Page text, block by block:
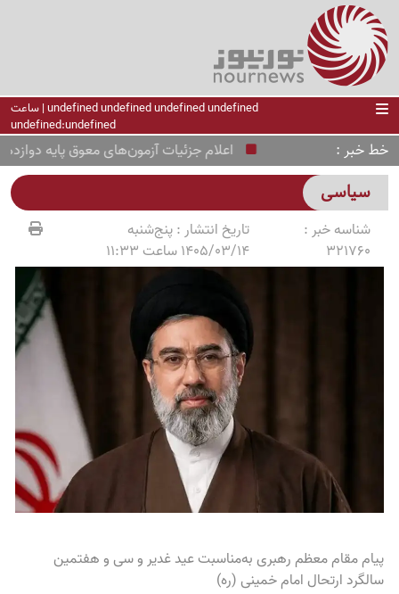
undefined undefined undefined undefined | ساعت
undefined:undefined
خط خبر اعلام جزئیات آزمون‌های معوق پایه دوازدهم در
سیاسی
شناسه خبر :
321760
تاریخ انتشار :پنج‌شنبه
1405/03/14 ساعت 11:33
پیام مقام معظم رهبری به‌مناسبت عید غدیر و سی و هفتمین
سالگرد ارتحال امام خمینی (ره)